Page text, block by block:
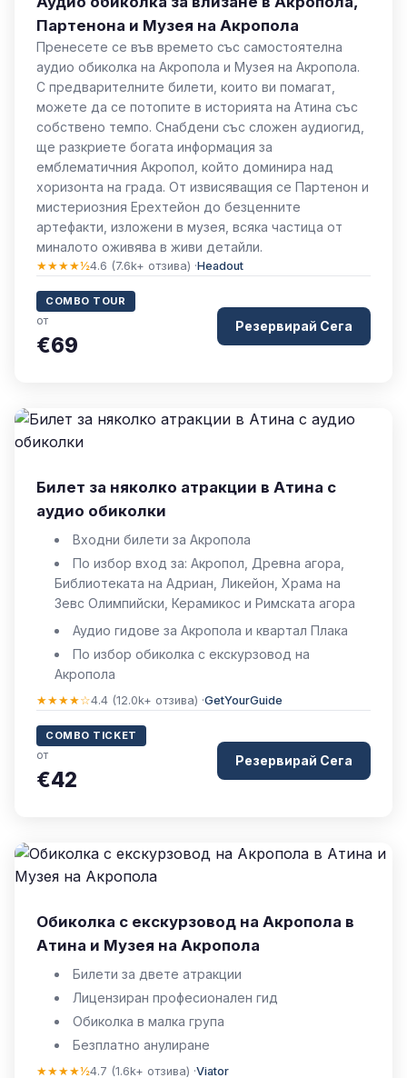
Партенона и Музея на Акропола
Пренесете се във времето със самостоятелна
аудио обиколка на Акропола и Музея на Акропола.
С предварителните билети, които ви помагат,
можете да се потопите в историята на Атина със
собствено темпо. Снабдени със сложен аудиогид,
ще разкриете богата информация за
емблематичния Акропол, който доминира над
хоризонта на града. От извисяващия се Партенон и
мистериозния Ерехтейон до безценните
артефакти, изложени в музея, всяка частица от
миналото оживява в живи детайли.
★★★★½4.6 (7.6k+ отзива) ·Headout
COMBO TOUR
от
€69
Резервирай Сега
Билет за няколко атракции в Атина с
аудио обиколки
Входни билети за Акропола
По избор вход за: Акропол, Древна агора,
Библиотеката на Адриан, Ликейон, Храма на
Зевс Олимпийски, Керамикос и Римската агора
Аудио гидове за Акропола и квартал Плака
По избор обиколка с екскурзовод на
Акропола
★★★★☆4.4 (12.0k+ отзива) ·GetYourGuide
COMBO TICKET
от
€42
Резервирай Сега
Обиколка с екскурзовод на Акропола в
Атина и Музея на Акропола
Билети за двете атракции
Лицензиран професионален гид
Обиколка в малка група
Безплатно анулиране
★★★★½4.7 (1.6k+ отзива) ·Viator